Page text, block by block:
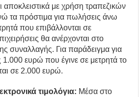
αποκλειστικά με χρήση τραπεζικών
τα πρόστιμα για πωλήσεις άνω
που επιβάλλονται σε
θα ανέρχονται στο
συναλλαγής. Για παράδειγμα για
1.000 ευρώ που έγινε σε μετρητά το
σε 2.000 ευρώ.
τιμολόγια: Μέσα στο